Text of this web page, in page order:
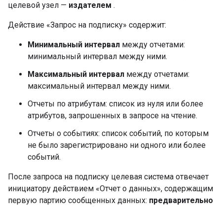
целевой узел — издателем .
Действие «Запрос на подписку» содержит:
Минимальный интервал между отчетами:
минимальный интервал между ними.
Максимальный интервал между отчетами:
максимальный интервал между ними.
Отчеты по атрибутам: список из нуля или более
атрибутов, запрошенных в запросе на чтение.
Отчеты о событиях: список событий, по которым
не было зарегистрировано ни одного или более
событий.
После запроса на подписку целевая система отвечает
инициатору действием «Отчет о данных», содержащим
первую партию сообщенных данных: предварительно